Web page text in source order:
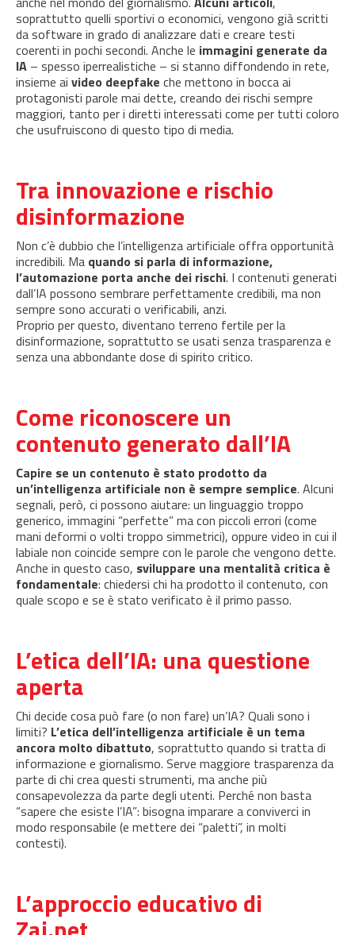
soprattutto quelli sportivi o economici, vengono già scritti
da software in grado di analizzare dati e creare testi
coerenti in pochi secondi. Anche le immagini generate da
IA – spesso iperrealistiche – si stanno diffondendo in rete,
insieme ai video deepfake che mettono in bocca ai
protagonisti parole mai dette, creando dei rischi sempre
maggiori, tanto per i diretti interessati come per tutti coloro
che usufruiscono di questo tipo di media.
Tra innovazione e rischio
disinformazione
Non c’è dubbio che l’intelligenza artificiale offra opportunità
incredibili. Ma quando si parla di informazione,
l’automazione porta anche dei rischi. I contenuti generati
dall’IA possono sembrare perfettamente credibili, ma non
sempre sono accurati o verificabili, anzi.
Proprio per questo, diventano terreno fertile per la
disinformazione, soprattutto se usati senza trasparenza e
senza una abbondante dose di spirito critico.
Come riconoscere un
contenuto generato dall’IA
Capire se un contenuto è stato prodotto da
un’intelligenza artificiale non è sempre semplice. Alcuni
segnali, però, ci possono aiutare: un linguaggio troppo
generico, immagini “perfette” ma con piccoli errori (come
mani deformi o volti troppo simmetrici), oppure video in cui il
labiale non coincide sempre con le parole che vengono dette.
Anche in questo caso, sviluppare una mentalità critica è
fondamentale: chiedersi chi ha prodotto il contenuto, con
quale scopo e se è stato verificato è il primo passo.
L’etica dell’IA: una questione
aperta
Chi decide cosa può fare (o non fare) un’IA? Quali sono i
limiti? L’etica dell’intelligenza artificiale è un tema
ancora molto dibattuto, soprattutto quando si tratta di
informazione e giornalismo. Serve maggiore trasparenza da
parte di chi crea questi strumenti, ma anche più
consapevolezza da parte degli utenti. Perché non basta
“sapere che esiste l’IA”: bisogna imparare a conviverci in
modo responsabile (e mettere dei “paletti”, in molti
contesti).
L’approccio educativo di